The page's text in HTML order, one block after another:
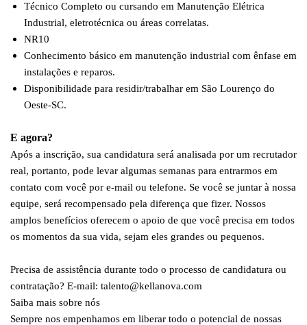
Técnico Completo ou cursando em Manutenção Elétrica
Industrial, eletrotécnica ou áreas correlatas.
NR10
Conhecimento básico em manutenção industrial com ênfase em
instalações e reparos.
Disponibilidade para residir/trabalhar em São Lourenço do
Oeste-SC.
E agora?
Após a inscrição, sua candidatura será analisada por um recrutador
real, portanto, pode levar algumas semanas para entrarmos em
contato com você por e-mail ou telefone. Se você se juntar à nossa
equipe, será recompensado pela diferença que fizer. Nossos
amplos benefícios oferecem o apoio de que você precisa em todos
os momentos da sua vida, sejam eles grandes ou pequenos.
Precisa de assistência durante todo o processo de candidatura ou
contratação? E-mail: talento@kellanova.com
Saiba mais sobre nós
Sempre nos empenhamos em liberar todo o potencial de nossas